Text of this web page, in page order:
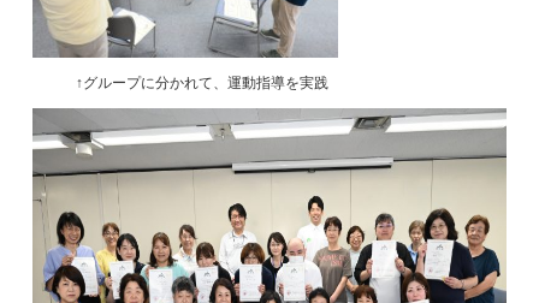
↑グループに分かれて、運動指導を実践